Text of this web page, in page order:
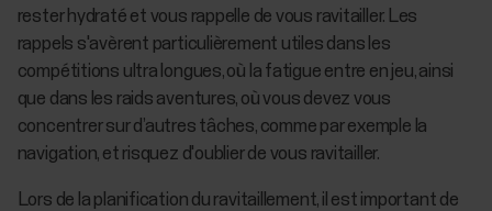
rester hydraté et vous rappelle de vous ravitailler. Les
rappels s'avèrent particulièrement utiles dans les
compétitions ultra longues, où la fatigue entre en jeu, ainsi
que dans les raids aventures, où vous devez vous
concentrer sur d’autres tâches, comme par exemple la
navigation, et risquez d'oublier de vous ravitailler.
Lors de la planification du ravitaillement, il est important de